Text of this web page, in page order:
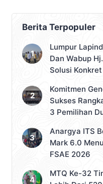
Berita Terpopuler
Lumpur
Dan Wabup
Solusi Konkret
Komitmen
Sukses
3 Pemilihan
Anargya ITS
Mark 6.0
FSAE 2026
MTQ Ke-32